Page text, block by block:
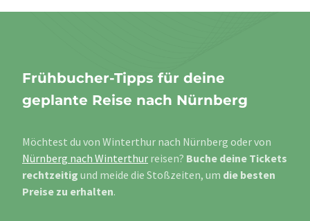
Frühbucher-Tipps für deine
geplante Reise nach Nürnberg
Möchtest du von Winterthur nach Nürnberg oder von
Nürnberg nach Winterthur reisen? Buche deine Tickets
rechtzeitig und meide die Stoßzeiten, um die besten
Preise zu erhalten.